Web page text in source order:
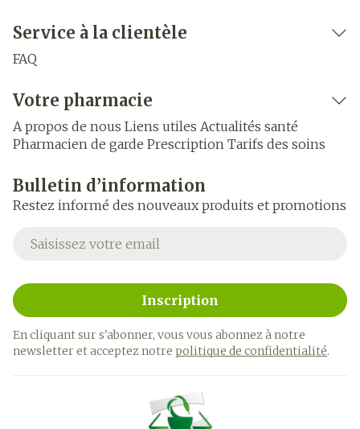
Service à la clientèle
FAQ
Votre pharmacie
A propos de nous Liens utiles Actualités santé
Pharmacien de garde Prescription Tarifs des soins
Bulletin d’information
Restez informé des nouveaux produits et promotions
Adresse mail
Inscription
En cliquant sur s'abonner, vous vous abonnez à notre
newsletter et acceptez notre politique de confidentialité.